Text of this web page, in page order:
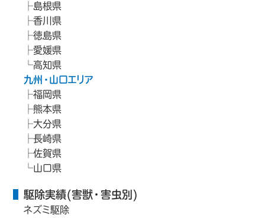
島根県
香川県
徳島県
愛媛県
高知県
九州・山口エリア
福岡県
熊本県
大分県
長崎県
佐賀県
山口県
駆除実績(害獣・害虫別)
ネズミ駆除